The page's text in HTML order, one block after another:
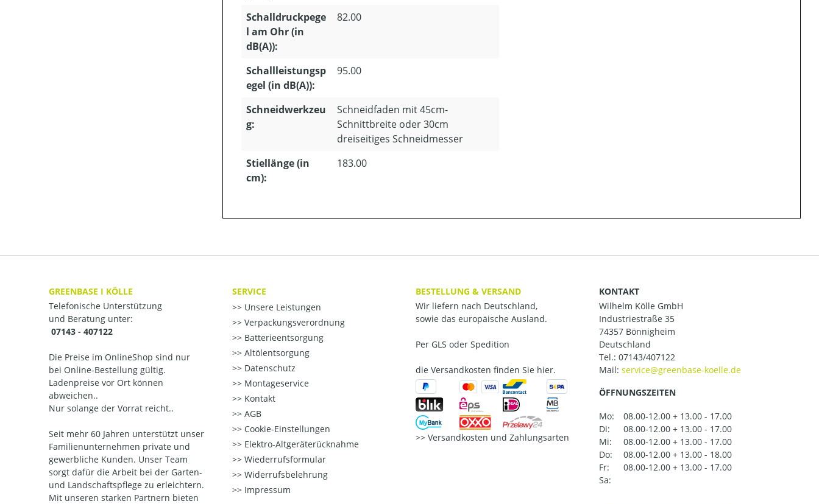
Schalldruckpege
l am Ohr (in
dB(A)):
82.00
Schallleistungsp
egel (in dB(A)):
95.00
Schneidwerkzeu
g:
Schneidfaden mit 45cm-
Schnittbreite oder 30cm
dreiseitiges Schneidmesser
Stiellänge (in
cm):
183.00
GREENBASE I KÖLLE
Telefonische Unterstützung
und Beratung unter:
07143 - 407122
Die Preise im OnlineShop sind nur
bei Online-Bestellung gültig.
Ladenpreise vor Ort können
abweichen..
Nur solange der Vorrat reicht..
Seit mehr 60 Jahren unterstützt unser
Familienunternehmen private und
gewerbliche Kunden. Unser Team
sorgt dafür die Arbeit bei der Garten-
und Landschaftspflege zu erleichtern.
Mit unseren starken Partnern bieten
SERVICE
Unsere Leistungen
Verpackungsverordnung
Batterieentsorgung
Altölentsorgung
Datenschutz
Montageservice
Kontakt
AGB
Cookie-Einstellungen
Elektro-Altgeräterücknahme
Wiederrufsformular
Widerrufsbelehrung
Impressum
BESTELLUNG & VERSAND
Wir liefern nach Deutschland,
sowie das europäische Ausland.
Per GLS oder Spedition
die Versandkosten finden Sie hier.
Versandkosten und Zahlungsarten
KONTAKT
Wilhelm Kölle GmbH
Industriestraße 35
74357 Bönnigheim
Deutschland
Tel.: 07143/407122
Mail:
ÖFFNUNGSZEITEN
Mo:
08.00-12.00 + 13.00 - 17.00
Di:
08.00-12.00 + 13.00 - 17.00
Mi:
08.00-12.00 + 13.00 - 17.00
Do:
08.00-12.00 + 13.00 - 18.00
Fr:
08.00-12.00 + 13.00 - 17.00
Sa: